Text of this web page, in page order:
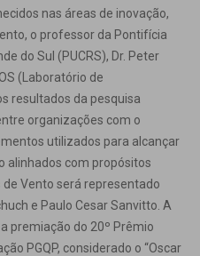
nas áreas de inovação,
o professor da Pontifícia
do Sul (PUCRS), Dr. Peter
(Laboratório de
resultados da pesquisa
organizações com o
utilizados para alcançar
alinhados com propósitos
Vento será representado
e Paulo Cesar Sanvitto. A
premiação do 20º Prêmio
PGQP, considerado o “Oscar